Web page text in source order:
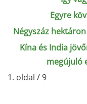
Egyre
Négyszáz
Kína és India
megújuló
1. oldal / 9